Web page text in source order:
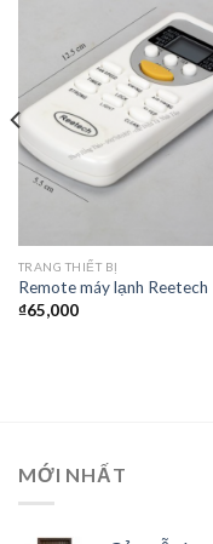
TRANG THIẾT BỊ
Remote máy lạnh Reetech
₫65,000
MỚI NHẤT